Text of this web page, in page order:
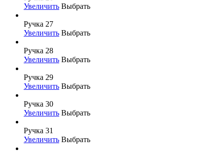
Увеличить Выбрать
Ручка 27
Увеличить Выбрать
Ручка 28
Увеличить Выбрать
Ручка 29
Увеличить Выбрать
Ручка 30
Увеличить Выбрать
Ручка 31
Увеличить Выбрать